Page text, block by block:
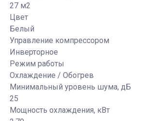
27 м2
Цвет
Белый
Управление компрессором
Инверторное
Режим работы
Охлаждение / Обогрев
Минимальный уровень шума, дБ
25
Мощность охлаждения, кВт